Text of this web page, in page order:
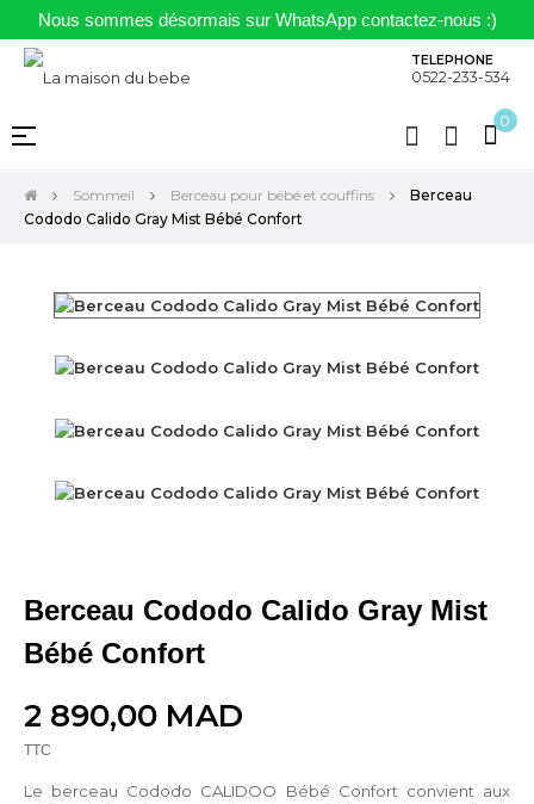
Nous sommes désormais sur WhatsApp contactez-nous :)
TELEPHONE
0522-233-534
0
Basculer
navigation
☰
Sommeil Berceau pour bébé et couffins
Berceau
Cododo Calido Gray Mist Bébé Confort
Berceau Cododo Calido Gray Mist
Bébé Confort
2 890,00 MAD
TTC
Le berceau Cododo CALIDOO Bébé Confort convient aux